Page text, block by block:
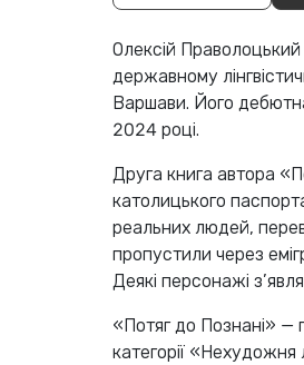
Олексій
державному
Варшави. Його
2024 році.
Друга книга автора
католицького
реальних людей,
пропустили через
Деякі персонажі
«Потяг до Познані»
категорії «Нехудожня